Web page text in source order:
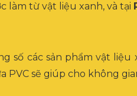
làm từ vật liệu xanh, và tại
số các sản phẩm vật liệu
PVC sẽ giúp cho không